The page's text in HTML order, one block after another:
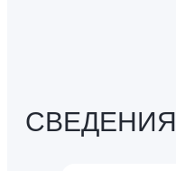
СВЕДЕНИЯ